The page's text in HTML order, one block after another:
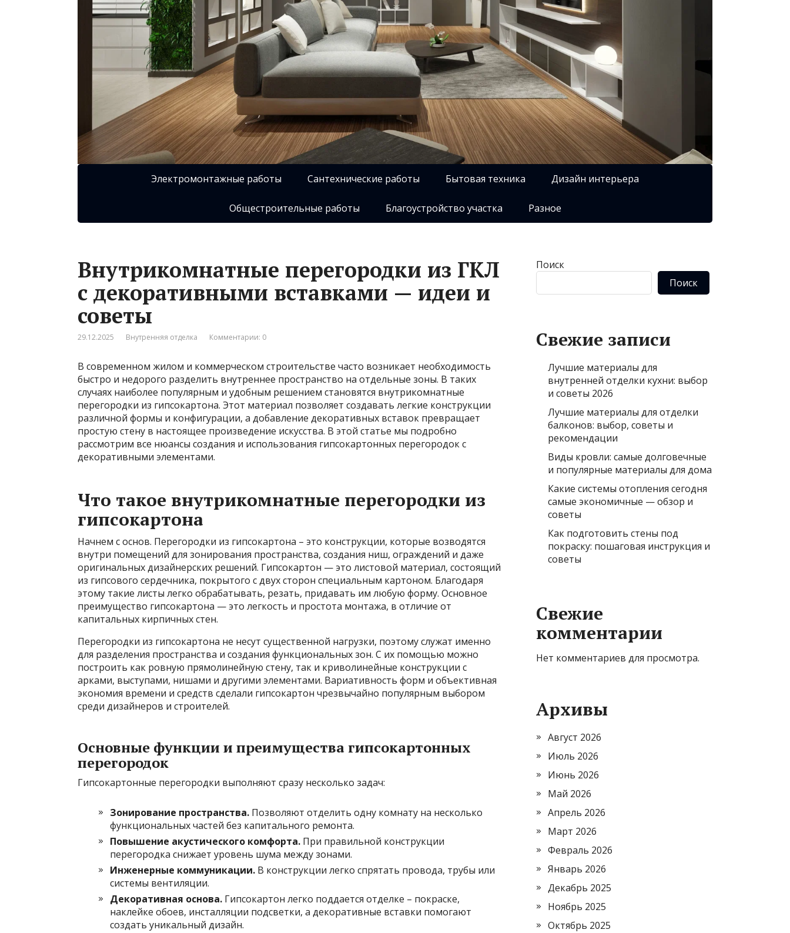
Электромонтажные работы Сантехнические работы Бытовая техника Дизайн интерьера
Общестроительные работы Благоустройство участка Разное
Внутрикомнатные перегородки из ГКЛ
с декоративными вставками — идеи и
советы
29.12.2025 Внутренняя отделка Комментарии: 0
В современном жилом и коммерческом строительстве часто возникает необходимость
быстро и недорого разделить внутреннее пространство на отдельные зоны. В таких
случаях наиболее популярным и удобным решением становятся внутрикомнатные
перегородки из гипсокартона. Этот материал позволяет создавать легкие конструкции
различной формы и конфигурации, а добавление декоративных вставок превращает
простую стену в настоящее произведение искусства. В этой статье мы подробно
рассмотрим все нюансы создания и использования гипсокартонных перегородок с
декоративными элементами.
Что такое внутрикомнатные перегородки из
гипсокартона
Начнем с основ. Перегородки из гипсокартона – это конструкции, которые возводятся
внутри помещений для зонирования пространства, создания ниш, ограждений и даже
оригинальных дизайнерских решений. Гипсокартон — это листовой материал, состоящий
из гипсового сердечника, покрытого с двух сторон специальным картоном. Благодаря
этому такие листы легко обрабатывать, резать, придавать им любую форму. Основное
преимущество гипсокартона — это легкость и простота монтажа, в отличие от
капитальных кирпичных стен.
Перегородки из гипсокартона не несут существенной нагрузки, поэтому служат именно
для разделения пространства и создания функциональных зон. С их помощью можно
построить как ровную прямолинейную стену, так и криволинейные конструкции с
арками, выступами, нишами и другими элементами. Вариативность форм и объективная
экономия времени и средств сделали гипсокартон чрезвычайно популярным выбором
среди дизайнеров и строителей.
Основные функции и преимущества гипсокартонных
перегородок
Гипсокартонные перегородки выполняют сразу несколько задач:
Зонирование пространства. Позволяют отделить одну комнату на несколько
функциональных частей без капитального ремонта.
Повышение акустического комфорта. При правильной конструкции
перегородка снижает уровень шума между зонами.
Инженерные коммуникации. В конструкции легко спрятать провода, трубы или
системы вентиляции.
Декоративная основа. Гипсокартон легко поддается отделке – покраске,
наклейке обоев, инсталляции подсветки, а декоративные вставки помогают
создать уникальный дизайн.
Поиск
Поиск
Свежие записи
Лучшие материалы для
внутренней отделки кухни: выбор
и советы 2026
Лучшие материалы для отделки
балконов: выбор, советы и
рекомендации
Виды кровли: самые долговечные
и популярные материалы для дома
Какие системы отопления сегодня
самые экономичные — обзор и
советы
Как подготовить стены под
покраску: пошаговая инструкция и
советы
Свежие
комментарии
Нет комментариев для просмотра.
Архивы
Август 2026
Июль 2026
Июнь 2026
Май 2026
Апрель 2026
Март 2026
Февраль 2026
Январь 2026
Декабрь 2025
Ноябрь 2025
Октябрь 2025